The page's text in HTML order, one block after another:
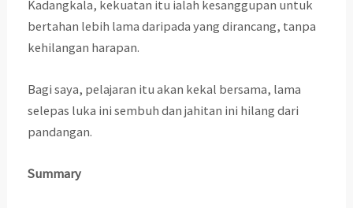
Kadangkala, kekuatan itu ialah kesanggupan untuk
bertahan lebih lama daripada yang dirancang, tanpa
kehilangan harapan.
Bagi saya, pelajaran itu akan kekal bersama, lama
selepas luka ini sembuh dan jahitan ini hilang dari
pandangan.
Summary